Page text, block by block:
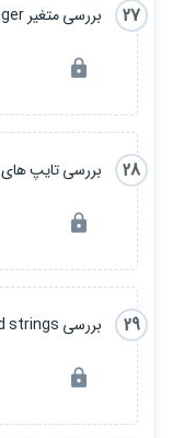
27 بررسی متغیر integer
28 بررسی تایپ های Float در سی پلاس پلاس
29 بررسی Characters and strings در سی پلاس پلاس